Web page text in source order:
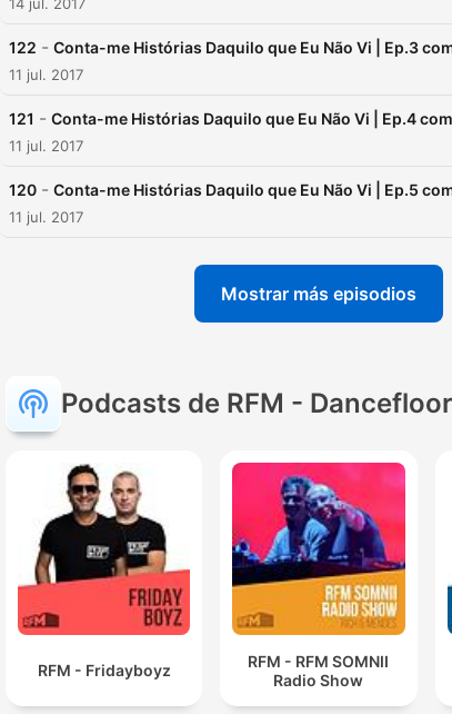
122 - Conta-me Histórias Daquilo que Eu Não Vi | Ep.3
11 jul. 2017
121 - Conta-me Histórias Daquilo que Eu Não Vi | Ep.4
11 jul. 2017
120 - Conta-me Histórias Daquilo que Eu Não Vi | Ep.5
11 jul. 2017
Mostrar más episodios
Podcasts de RFM - Dancefloor
RFM - Fridayboyz
RFM - RFM SOMNII
Radio Show